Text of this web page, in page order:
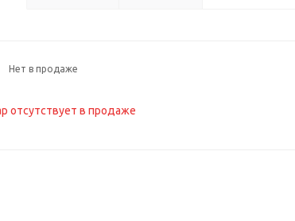
Нет в продаже
отсутствует в продаже